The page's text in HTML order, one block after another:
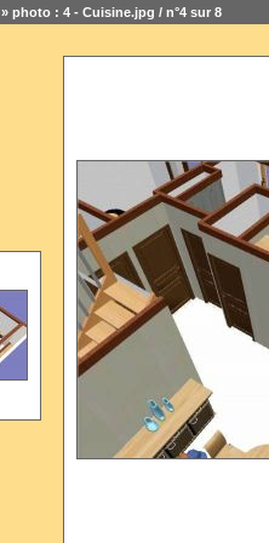
» photo : 4 - Cuisine.jpg / n°4 sur 8